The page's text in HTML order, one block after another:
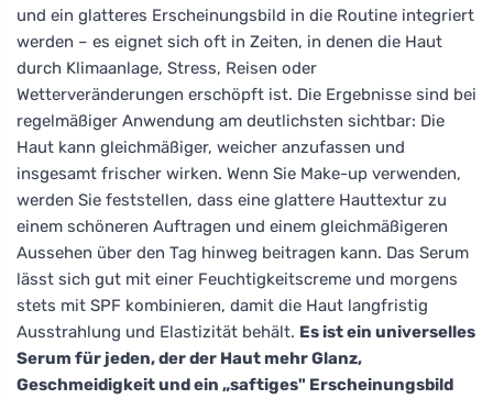
und ein glatteres Erscheinungsbild in die Routine integriert
werden – es eignet sich oft in Zeiten, in denen die Haut
durch Klimaanlage, Stress, Reisen oder
Wetterveränderungen erschöpft ist. Die Ergebnisse sind bei
regelmäßiger Anwendung am deutlichsten sichtbar: Die
Haut kann gleichmäßiger, weicher anzufassen und
insgesamt frischer wirken. Wenn Sie Make-up verwenden,
werden Sie feststellen, dass eine glattere Hauttextur zu
einem schöneren Auftragen und einem gleichmäßigeren
Aussehen über den Tag hinweg beitragen kann. Das Serum
lässt sich gut mit einer Feuchtigkeitscreme und morgens
stets mit SPF kombinieren, damit die Haut langfristig
Ausstrahlung und Elastizität behält. Es ist ein universelles
Serum für jeden, der der Haut mehr Glanz,
Geschmeidigkeit und ein „saftiges" Erscheinungsbild